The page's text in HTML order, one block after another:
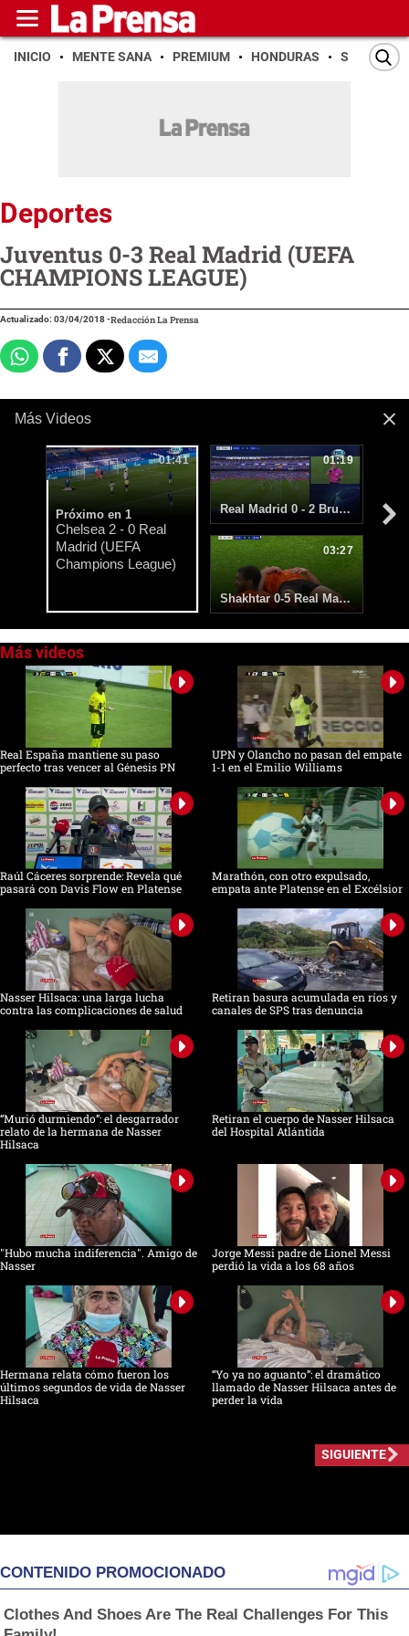
INICIO MENTE SANA PREMIUM HONDURAS SAN PEDRO
Deportes
Juventus 0-3 Real Madrid (UEFA
CHAMPIONS LEAGUE)
Actualizado: 03/04/2018-Redacción La Prensa
seconds
minute,
Real España mantiene su paso
perfecto tras vencer al Génesis PN
UPN y Olancho no pasan del empate
1-1 en el Emilio Williams
Raúl Cáceres sorprende: Revela qué
pasará con Davis Flow en Platense
Marathón, con otro expulsado,
empata ante Platense en el Excélsior
Nasser Hilsaca: una larga lucha
contra las complicaciones de salud
Retiran basura acumulada en ríos y
canales de SPS tras denuncia
“Murió durmiendo”: el desgarrador
relato de la hermana de Nasser
Hilsaca
Retiran el cuerpo de Nasser Hilsaca
del Hospital Atlántida
"Hubo mucha indiferencia". Amigo de
Nasser
Jorge Messi padre de Lionel Messi
perdió la vida a los 68 años
Hermana relata cómo fueron los
últimos segundos de vida de Nasser
Hilsaca
“Yo ya no aguanto”: el dramático
llamado de Nasser Hilsaca antes de
perder la vida
SIGUIENTE
CONTENIDO PROMOCIONADO
Clothes And Shoes Are The Real Challenges For This